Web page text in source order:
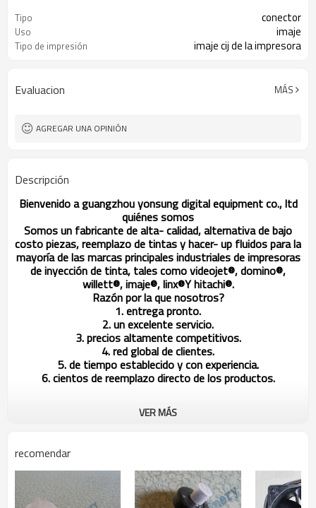
Tipo conector
Uso imaje
Tipo de impresión imaje cij de la impresora
Evaluacion MÁS
AGREGAR UNA OPINIÓN
Descripción
Bienvenido a guangzhou yonsung digital equipment co., ltd
quiénes somos
Somos un fabricante de alta- calidad, alternativa de bajo
costo piezas, reemplazo de tintas y hacer- up fluidos para la
mayoría de las marcas principales industriales de impresoras
de inyección de tinta, tales como videojet®, domino®,
willett®, imaje®, linx®Y hitachi®.
Razón por la que nosotros?
1. entrega pronto.
2. un excelente servicio.
3. precios altamente competitivos.
4. red global de clientes.
5. de tiempo establecido y con experiencia.
6. cientos de reemplazo directo de los productos.
imaje de piezas de repuesto
Enm 5934/s4/s8
Enm 16203(
enma35532)/s7
el filtro principal
enm15885
la cabeza cubierta g
VER MÁS
recomendar